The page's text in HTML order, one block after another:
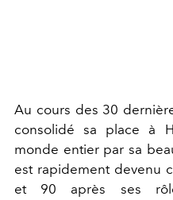
Au cours des 30
consolidé sa place à
monde entier par sa
est rapidement devenu
et 90 après ses